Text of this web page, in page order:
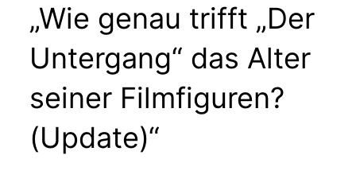
„Wie genau trifft „Der
Untergang“ das Alter
seiner Filmfiguren?
(Update)“